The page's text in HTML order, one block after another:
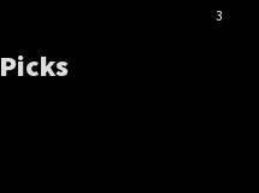
3